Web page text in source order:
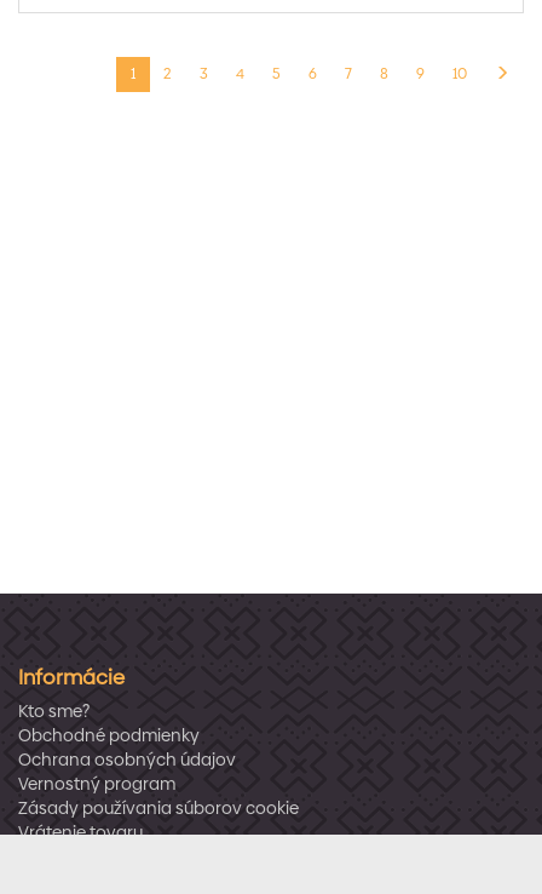
1 2 3 4 5 6 7 8 9 10
Informácie
Kto sme?
Obchodné podmienky
Ochrana osobných údajov
Vernostný program
Zásady používania súborov cookie
Vrátenie tovaru